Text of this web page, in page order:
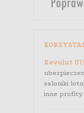
Revolut
saloniki
inne